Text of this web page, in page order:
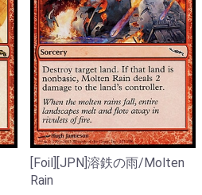
[Foil][JPN]溶鉄の雨/Molten
Rain